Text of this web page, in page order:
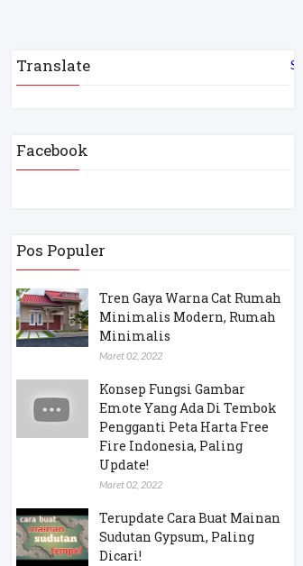
Translate
Facebook
Pos Populer
Tren Gaya Warna Cat Rumah
Minimalis Modern, Rumah
Minimalis
Maret 02, 2022
Konsep Fungsi Gambar
Emote Yang Ada Di Tembok
Pengganti Peta Harta Free
Fire Indonesia, Paling
Update!
Maret 02, 2022
Terupdate Cara Buat Mainan
Sudutan Gypsum, Paling
Dicari!